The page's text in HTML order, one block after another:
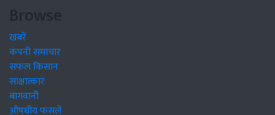
Browse
खबरें
कंपनी समाचार
सफल किसान
साक्षात्कार
बागवानी
औषधीय फसलें